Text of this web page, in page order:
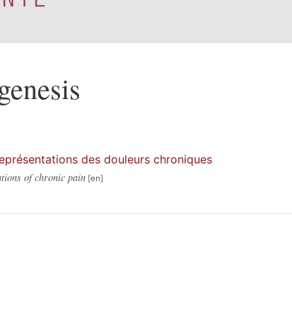
des douleurs chroniques
of chronic pain